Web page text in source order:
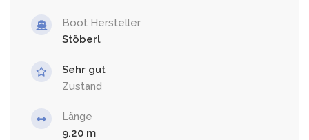
Boot Hersteller
Stöberl
Sehr gut
Zustand
Länge
9.20